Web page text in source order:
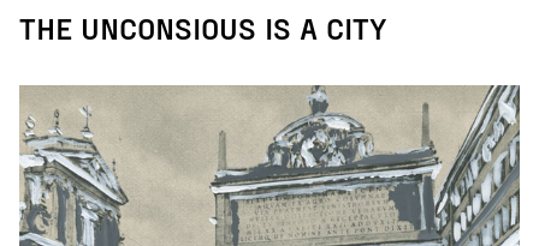
THE UNCONSIOUS IS A CITY